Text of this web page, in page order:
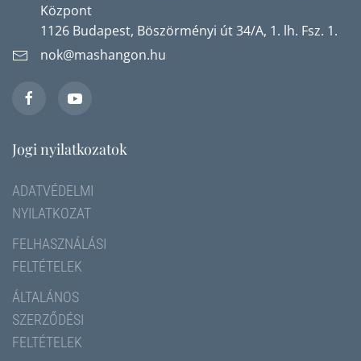
Központ
1126 Budapest, Böszörményi út 34/A, 1. lh. Fsz. 1.
nok@mashangon.hu
Jogi nyilatkozatok
ADATVÉDELMI
NYILATKOZAT
FELHASZNÁLÁSI
FELTÉTELEK
ÁLTALÁNOS
SZERZŐDÉSI
FELTÉTELEK